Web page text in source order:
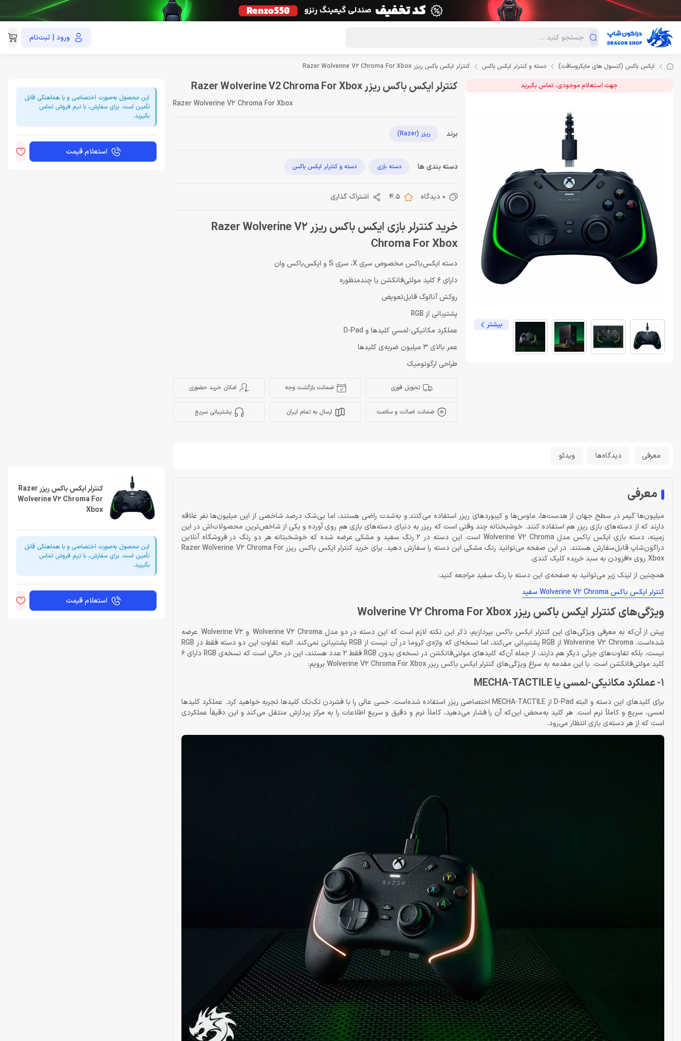
ورود | ثبت‌نام دسته‌بندی محصولات فروش ویژه 021-91035390
ایکس باکس (کنسول های مایکروسافت) دسته و کنترلر ایکس باکس کنترلر ایکس باکس ریزر Razer Wolverine V2 Chroma For Xbox
جهت استعلام موجودی، تماس بگیرید
بیشتر
کنترلر ایکس باکس ریزر Razer Wolverine V2 Chroma For Xbox
Razer Wolverine V2 Chroma For Xbox
برند ریزر (Razer)
دسته بندی ها دسته بازی دسته و کنترلر ایکس باکس
0 دیدگاه 4.5 اشتراک گذاری
خرید کنترلر بازی ایکس باکس ریزر Razer Wolverine V2
Chroma For Xbox
دسته ایکس‌باکس مخصوص سری X، سری S و ایکس‌باکس وان
دارای 6 کلید مولتی‌فانکشن یا چندمنظوره
روکش آنالوگ قابل‌تعویض
پشتیبانی از RGB
عملکرد مکانیکی-لمسیِ کلیدها و D-Pad
عمر بالای 3 میلیون ضربه‌ی کلیدها
طراحی ارگونومیک
تحویل فوری ضمانت بازگشت وجه امکان خرید حضوری
ضمانت اصالت و سلامت ارسال به تمام ایران پشتیبانی سریع
این محصول به‌صورت اختصاصی و با هماهنگی قابل
تأمین است. برای سفارش، با تیم فروش تماس
بگیرید.
استعلام قیمت
معرفی دیدگاه‌ها ویدئو
معرفی
میلیون‌ها گیمر در سطح جهان از هدست‌ها، ماوس‌ها و کیبوردهای ریزر استفاده می‌کنند و به‌شدت راضی هستند، اما بی‌شک درصد شاخصی از این میلیون‌ها نفر علاقه
دارند که از دسته‌های بازی ریزر هم استفاده کنند. خوشبختانه چند وقتی است که ریزر به دنیای دسته‌های بازی هم روی آورده و یکی از شاخص‌ترین محصولات‌اش در این
زمینه، دسته بازی ایکس باکس مدل Wolverine V2 Chroma است. این دسته در 2 رنگ سفید و مشکی عرضه شده که خوشخبتانه هر دو رنگ در فروشگاه آنلاین
دراگون‌شاپ قابل‌سفارش هستند. در این صفحه می‌توانید رنگ مشکی این دسته را سفارش دهید. برای خرید کنترلر ایکس باکس ریزر Razer Wolverine V2 Chroma For
Xbox روی «افزودن به سبد خرید» کلیک کندی.
همچنین از لینک زیر می‌توانید به صفحه‌ی این دسته با رنگ سفید مراجعه کنید:
کنترلر ایکس باکس Wolverine V2 Chroma سفید
ویژگی‌های کنترلر ایکس باکس ریزر Wolverine V2 Chroma For Xbox
پیش از آن‌که به معرفی ویژگی‌های این کنترلر ایکس باکس بپردازیم، ذکر این نکته لازم است که این دسته در دو مدل Wolverine V2 Chroma و Wolverine V2 عرضه
شده‌است. Wolverine V2 Chroma از RGB پشتیبانی می‌کند، اما نسخه‌ای که واژه‌ی کروما در آن نیست از RGB پشتیبانی نمی‌کند. البته تفاوت این دو دسته فقط در RGB
نیست، بلکه تفاوت‌های جزئی دیگر هم دارند، از جمله آن‌که کلیدهای مولتی‌فانکشن در نسخه‌ی بدون RGB فقط 2 عدد هستند، این در حالی است که نسخه‌ی RGB دارای 6
کلید مولتی‌فانکشن است. با این مقدمه به سراغ ویژگی‌های کنترلر ایکس باکس ریزر Wolverine V2 Chroma For Xbox برویم:
1- عملکرد مکانیکی-لمسی یا MECHA-TACTILE
برای کلیدهای این دسته و البته D-Pad از MECHA-TACTILE اختصاصی ریزر استفاده شده‌است. حسی عالی را با فشردن تک‌تک کلیدها تجربه خواهید کرد. عملکرد کلیدها
لمسی، سریع و کاملاً نرم است. هر کلید به‌محض این‌که آن را فشار می‌دهید، کاملاً نرم و دقیق و سریع اطلاعات را به مرکز پردازش منتقل می‌کند و این دقیقاً عملکردی
است که از هر دسته‌ی بازی انتظار می‌رود.
کنترلر ایکس باکس ریزر Razer
Wolverine V2 Chroma For
Xbox
این محصول به‌صورت اختصاصی و با هماهنگی قابل
تأمین است. برای سفارش، با تیم فروش تماس
بگیرید.
استعلام قیمت